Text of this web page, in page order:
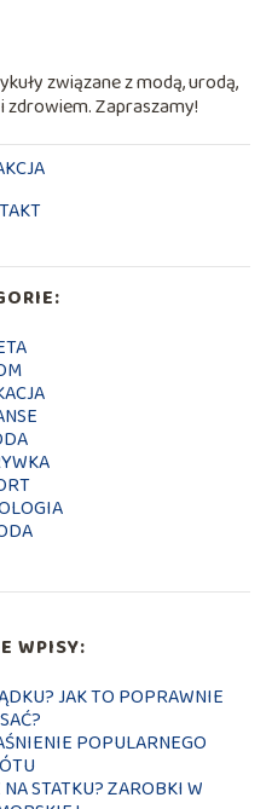
związane z modą, urodą,
zdrowiem. Zapraszamy!
WPISY:
JAK TO POPRAWNIE
POPULARNEGO
STATKU? ZAROBKI W